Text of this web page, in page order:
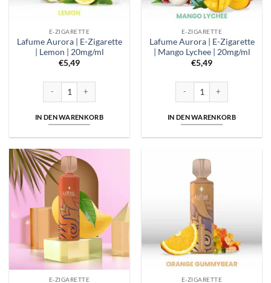
E-ZIGARETTE
Lafume Aurora | E-Zigarette
| Lemon | 20mg/ml
€5,49
IN DEN WARENKORB
E-ZIGARETTE
Lafume Aurora | E-Zigarette
| Mango Lychee | 20mg/ml
€5,49
IN DEN WARENKORB
E-ZIGARETTE E-ZIGARETTE